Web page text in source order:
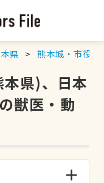
県 熊本城・市役所
県)、日本
獣医・動